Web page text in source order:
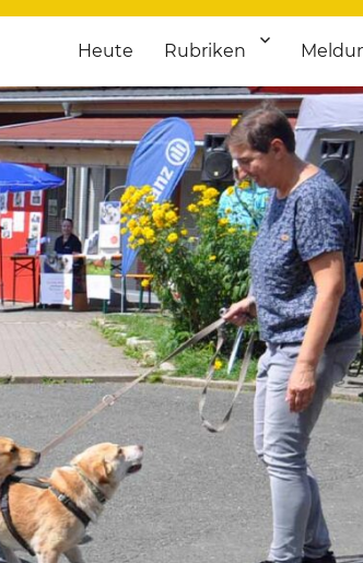
für
Termine von Kultur bis Sport, von
Heute Rubriken